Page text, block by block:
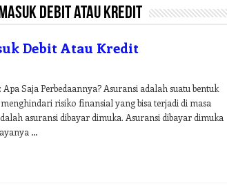
debit atau kredit
Debit Atau Kredit
Saja Perbedaannya? Asuransi adalah suatu bentuk
risiko finansial yang bisa terjadi di masa
asuransi dibayar dimuka. Asuransi dibayar dimuka
…